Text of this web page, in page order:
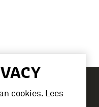
cookies. Lees